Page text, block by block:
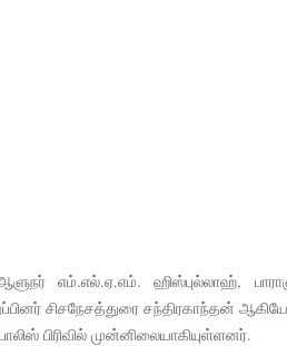
தொடர்பில் இந்திய
வாகனங்கள் அதிவேக
எம்.எல்.ஏ.எம். ஹிஸ்புல்லாஹ்,
சிசநேசத்துரை சந்திரகாந்தன்
பிரிவில் முன்னிலையாகியுள்ளனர்.